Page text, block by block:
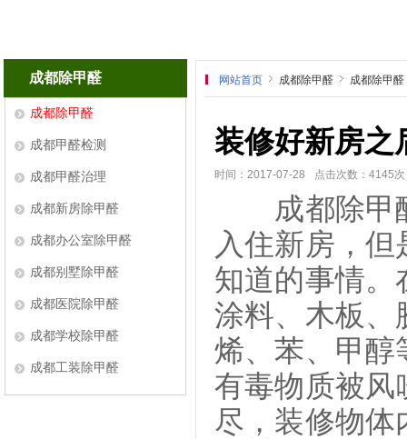
成都除甲醛
成都除甲醛
成都甲醛检测
成都甲醛治理
成都新房除甲醛
成都办公室除甲醛
成都别墅除甲醛
成都医院除甲醛
成都学校除甲醛
成都工装除甲醛
网站首页 成都除甲醛 成都除甲醛
装修好新房之
时间：2017-07-28 点击次数：4145次
成都除甲醛
入住新房，
知道的事情。
涂料、木板、
烯、苯、甲醇
有毒物质被风
尽，装修物体